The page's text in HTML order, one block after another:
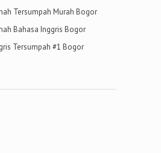
Tersumpah Murah Bogor
Bahasa Inggris Bogor
Tersumpah #1 Bogor